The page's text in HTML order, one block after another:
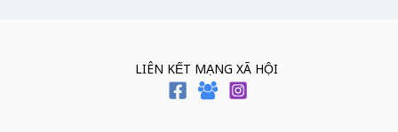
LIÊN KẾT MẠNG XÃ HỘI